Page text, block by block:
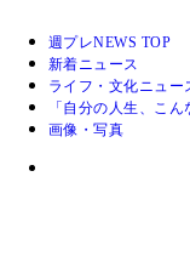
週プレNEWS TOP
新着ニュース
ライフ・文化ニュー
「自分の人生、こ
画像・写真